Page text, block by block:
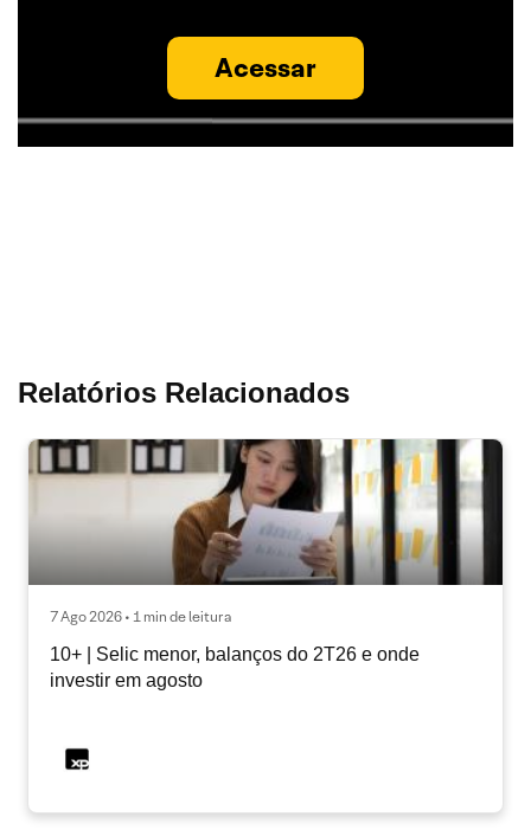
Acessar
Relatórios Relacionados
7 Ago 2026 • 1 min de leitura
10+ | Selic menor, balanços do 2T26 e onde
investir em agosto